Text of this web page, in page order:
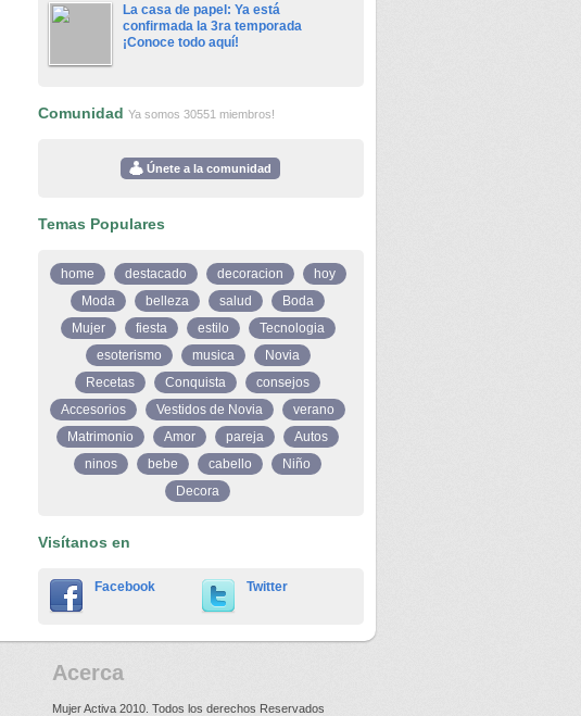
La casa de papel: Ya está
confirmada la 3ra temporada
¡Conoce todo aquí!
Comunidad Ya somos 30551 miembros!
Únete a la comunidad
Temas Populares
home destacado decoracion
hoy
Moda
belleza salud
Boda
Mujer
fiesta estilo
Tecnologia
esoterismo
musica
Novia
Recetas
Conquista
consejos
Accesorios
Vestidos de Novia
verano
Matrimonio
Amor pareja
Autos
ninos
bebe cabello
Niño
Decora
Visítanos en
Facebook Twitter
Acerca
Mujer Activa 2010. Todos los derechos Reservados